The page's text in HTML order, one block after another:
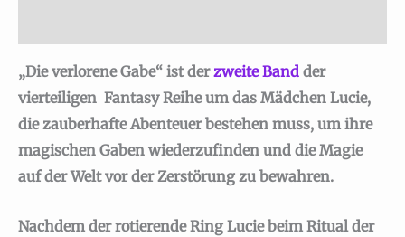
-
Limitierte
Farbschnitt
Ausgabe
Menge
„Die verlorene Gabe“ ist derzweite Band der
vierteiligen Fantasy Reihe um das Mädchen Lucie,
die zauberhafte Abenteuer bestehen muss, um ihre
magischen Gaben wiederzufinden und die Magie
auf der Welt vor der Zerstörung zu bewahren.
Nachdem der rotierende Ring Lucie beim Ritual der